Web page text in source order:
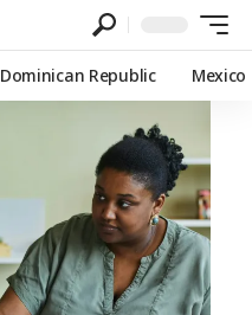
Dominican Republic Mexico